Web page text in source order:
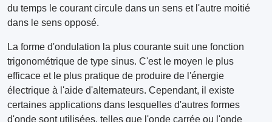
du temps le courant circule dans un sens et l'autre moitié
dans le sens opposé.
La forme d'ondulation la plus courante suit une fonction
trigonométrique de type sinus. C'est le moyen le plus
efficace et le plus pratique de produire de l'énergie
électrique à l'aide d'alternateurs. Cependant, il existe
certaines applications dans lesquelles d'autres formes
d'onde sont utilisées, telles que l'onde carrée ou l'onde